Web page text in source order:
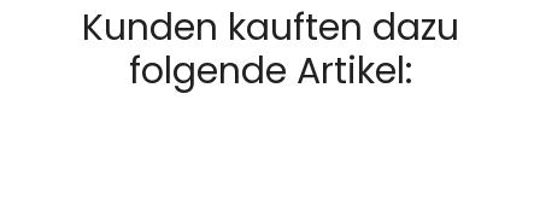
Kunden kauften dazu
folgende Artikel: